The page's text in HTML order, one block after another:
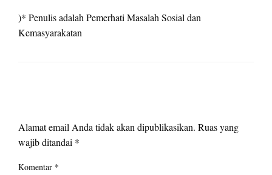
)* Penulis adalah Pemerhati Masalah Sosial dan
Kemasyarakatan
Alamat email Anda tidak akan dipublikasikan. Ruas yang
wajib ditandai *
Komentar *